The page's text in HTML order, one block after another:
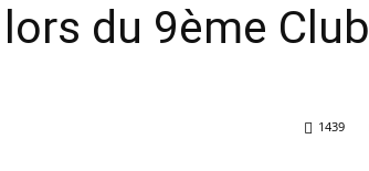
du 9ème Club
1439